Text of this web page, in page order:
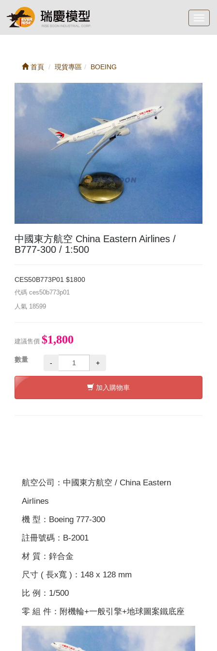
首頁 現貨專區 BOEING
中國東方航空 China Eastern Airlines /
B777-300 / 1:500
CES50B773P01 $1800
代碼 ces50b773p01
人氣 18599
建議售價 $1,800
數量 - +
加入購物車
航空公司：中國東方航空 / China Eastern
Airlines
機 型：Boeing 777-300
註冊號碼：B-2001
材 質：鋅合金
尺寸 ( 長x寬 )：148 x 128 mm
比 例：1/500
零 組 件：附機輪+一般引擎+地球圖案鐵底座